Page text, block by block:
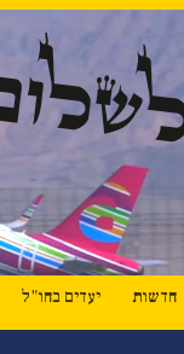
חדשות יעדים בחו"ל